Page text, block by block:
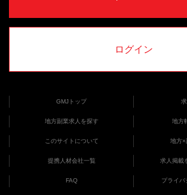
ログイン
GMJトップ
地方副業求人を探す 地方
このサイトについて 地方×
提携人材会社一覧 求人掲載
FAQ プライバ